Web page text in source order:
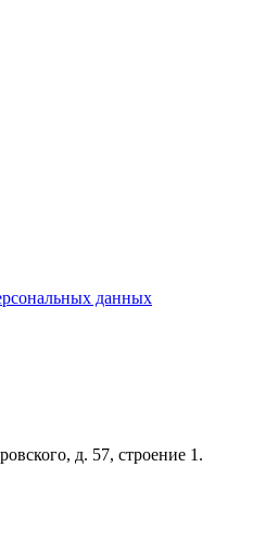
данных
д. 57, строение 1.